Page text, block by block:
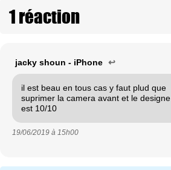
1 réaction
jacky shoun - iPhone ↩
il est beau en tous cas y faut plud que
suprimer la camera avant et le designe
est 10/10
19/06/2019 à 15h00